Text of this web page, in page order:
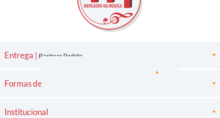
Entrega | Rastrear Pedido
Formas de pagamento
Institucional